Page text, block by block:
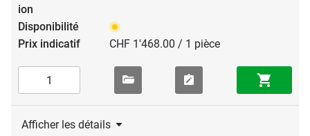
CHF 1'468.00 / 1 pièce
Afficher les détails